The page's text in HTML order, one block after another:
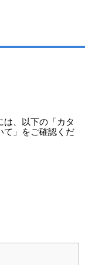
は、以下の「カタ
て」をご確認くだ